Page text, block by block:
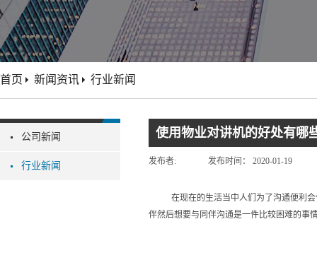
公司新闻
行业新闻
首页 新闻资讯 行业新闻
使用物业对讲机的好处有哪
发布者: 发布时间： 2020-01-19
在现在的生活当中人们为了沟通便利
伴然后想要与同伴沟通是一件比较困难的事